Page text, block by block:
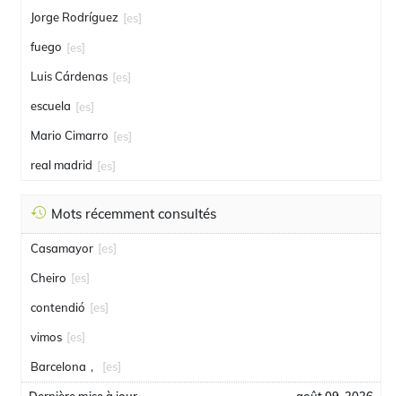
Jorge Rodríguez [es]
fuego [es]
Luis Cárdenas [es]
escuela [es]
Mario Cimarro [es]
real madrid [es]
Mots récemment consultés
Casamayor [es]
Cheiro [es]
contendió [es]
vimos [es]
Barcelona， [es]